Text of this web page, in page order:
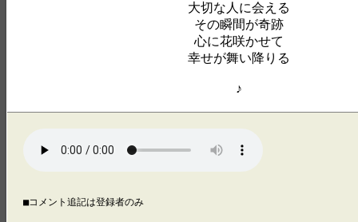
大切な人に会える
その瞬間が奇跡
心に花咲かせて
幸せが舞い降りる
♪
■コメント追記は登録者のみ